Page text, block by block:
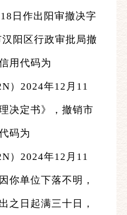
18 日作出阳审撤决字
阳区行政审批局撤
用代码为
） 2024年12月11
决定书》， 撤销市
码为
） 2024年12月11
你单位下落不明，
之日起满三十日，